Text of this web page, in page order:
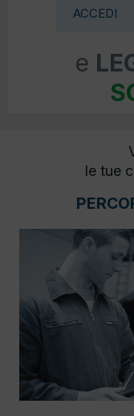
ACCEDI
e
le tue